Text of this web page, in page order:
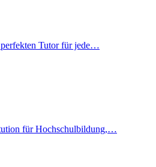
Tutor für jede…
für Hochschulbildung,…